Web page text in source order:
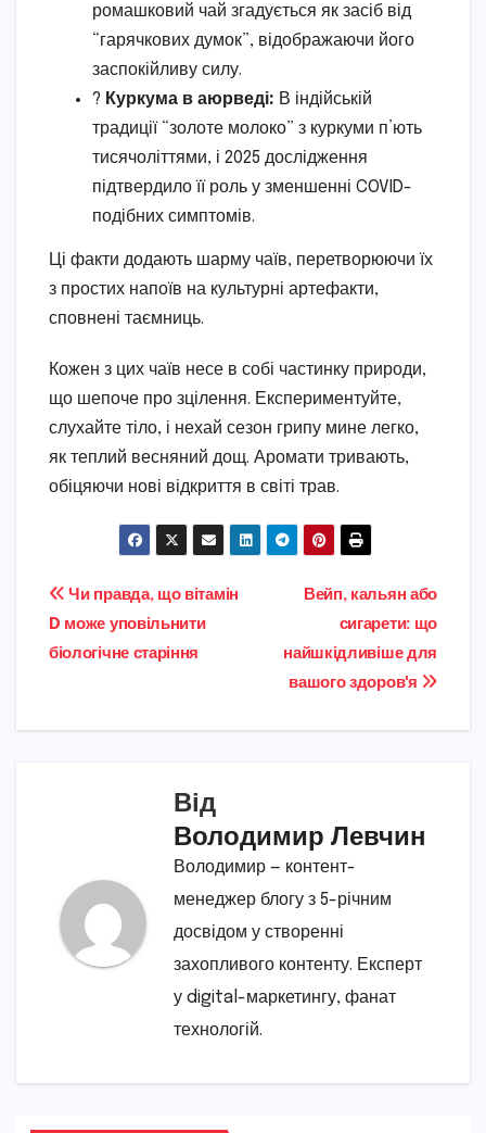
ромашковий чай згадується як засіб від
“гарячкових думок”, відображаючи його
заспокійливу силу.
? Куркума в аюрведі: В індійській
традиції “золоте молоко” з куркуми п’ють
тисячоліттями, і 2025 дослідження
підтвердило її роль у зменшенні COVID-
подібних симптомів.
Ці факти додають шарму чаїв, перетворюючи їх
з простих напоїв на культурні артефакти,
сповнені таємниць.
Кожен з цих чаїв несе в собі частинку природи,
що шепоче про зцілення. Експериментуйте,
слухайте тіло, і нехай сезон грипу мине легко,
як теплий весняний дощ. Аромати тривають,
обіцяючи нові відкриття в світі трав.
Навігація
записів
Вейп, кальян або
сигарети: що
найшкідливіше для
вашого здоровʼя
Чи правда, що вітамін
D може уповільнити
біологічне старіння
Від
Володимир Левчин
Володимир — контент-
менеджер блогу з 5-річним
досвідом у створенні
захопливого контенту. Експерт
у digital-маркетингу, фанат
технологій.